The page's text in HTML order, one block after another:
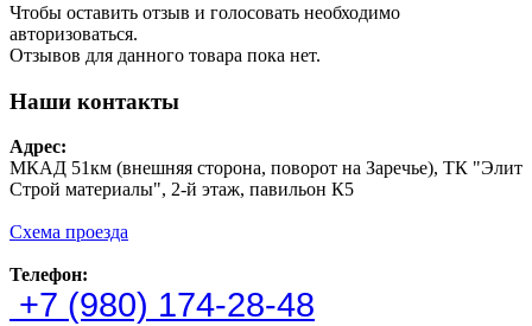
Чтобы оcтавить отзыв и голосовать необходимо
авторизоваться.
Отзывов для данного товара пока нет.
Наши контакты
Адрес:
МКАД 51км (внешняя сторона, поворот на Заречье), ТК "Элит
Строй материалы", 2-й этаж, павильон К5
Схема проезда
Телефон:
+7 (980) 174-28-48